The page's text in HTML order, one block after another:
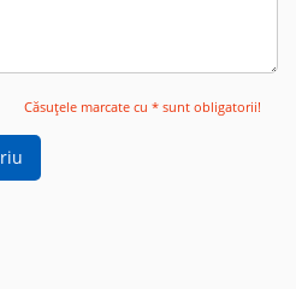
Căsuțele marcate cu * sunt obligatorii!